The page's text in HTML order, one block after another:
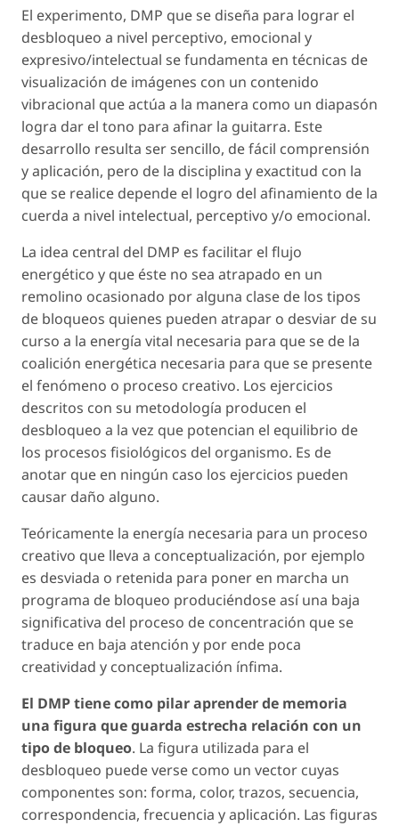
El experimento, DMP que se diseña para lograr el
desbloqueo a nivel perceptivo, emocional y
expresivo/intelectual se fundamenta en técnicas de
visualización de imágenes con un contenido
vibracional que actúa a la manera como un diapasón
logra dar el tono para afinar la guitarra. Este
desarrollo resulta ser sencillo, de fácil comprensión
y aplicación, pero de la disciplina y exactitud con la
que se realice depende el logro del afinamiento de la
cuerda a nivel intelectual, perceptivo y/o emocional.
La idea central del DMP es facilitar el flujo
energético y que éste no sea atrapado en un
remolino ocasionado por alguna clase de los tipos
de bloqueos quienes pueden atrapar o desviar de su
curso a la energía vital necesaria para que se de la
coalición energética necesaria para que se presente
el fenómeno o proceso creativo. Los ejercicios
descritos con su metodología producen el
desbloqueo a la vez que potencian el equilibrio de
los procesos fisiológicos del organismo. Es de
anotar que en ningún caso los ejercicios pueden
causar daño alguno.
Teóricamente la energía necesaria para un proceso
creativo que lleva a conceptualización, por ejemplo
es desviada o retenida para poner en marcha un
programa de bloqueo produciéndose así una baja
significativa del proceso de concentración que se
traduce en baja atención y por ende poca
creatividad y conceptualización ínfima.
El DMP tiene como pilar aprender de memoria
una figura que guarda estrecha relación con un
tipo de bloqueo. La figura utilizada para el
desbloqueo puede verse como un vector cuyas
componentes son: forma, color, trazos, secuencia,
correspondencia, frecuencia y aplicación. Las figuras